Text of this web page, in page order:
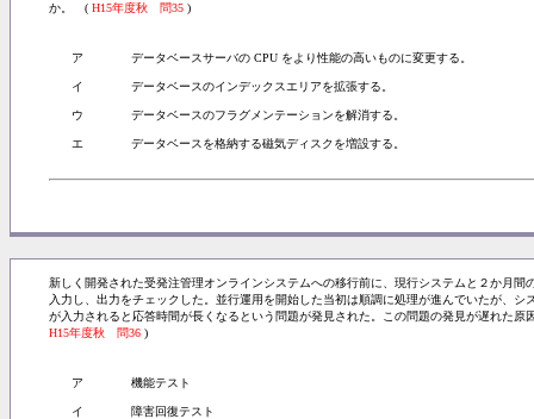
か。 ( H15年度秋 問35 )
ア データベースサーバの CPU をより性能の高いものに変更する。
イ データベースのインデックスエリアを拡張する。
ウ データベースのフラグメンテーションを解消する。
エ データベースを格納する磁気ディスクを増設する。
新しく開発された受発注管理オンラインシステムへの移行前に、現行システムと２か月
入力し、出力をチェックした。並行運用を開始した当初は順調に処理が進んでいたが、
が入力されると応答時間が長くなるという問題が発見された。この問題の発見が遅れた
H15年度秋 問36 )
ア 機能テスト
イ 障害回復テスト